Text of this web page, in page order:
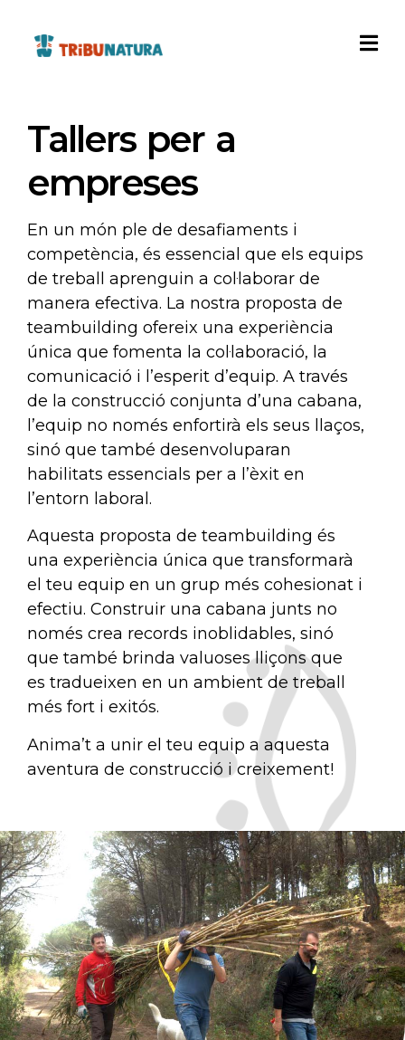
Tallers per a
empreses
En un món ple de desafiaments i
competència, és essencial que els equips
de treball aprenguin a col·laborar de
manera efectiva. La nostra proposta de
teambuilding ofereix una experiència
única que fomenta la col·laboració, la
comunicació i l’esperit d’equip. A través
de la construcció conjunta d’una cabana,
l’equip no només enfortirà els seus llaços,
sinó que també desenvoluparan
habilitats essencials per a l’èxit en
l’entorn laboral.
Aquesta proposta de teambuilding és
una experiència única que transformarà
el teu equip en un grup més cohesionat i
efectiu. Construir una cabana junts no
només crea records inoblidables, sinó
que també brinda valuoses lliçons que
es tradueixen en un ambient de treball
més fort i exitós.
Anima’t a unir el teu equip a aquesta
aventura de construcció i creixement!